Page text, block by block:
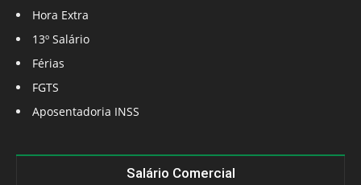
Hora Extra
13º Salário
Férias
FGTS
Aposentadoria INSS
Salário Comercial